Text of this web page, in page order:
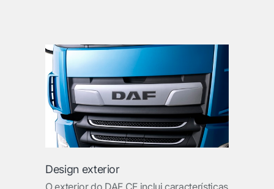
Design exterior
O exterior do DAF CF inclui características